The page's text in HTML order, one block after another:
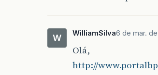
W WilliamSilva6 de mar.
Olá,
http://